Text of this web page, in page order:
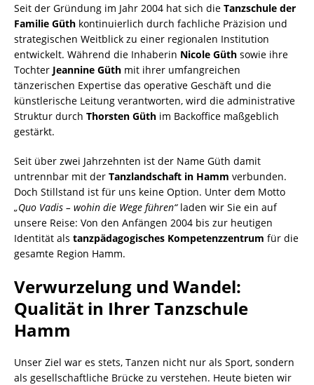
Seit der Gründung im Jahr 2004 hat sich die Tanzschule der
Familie Güth kontinuierlich durch fachliche Präzision und
strategischen Weitblick zu einer regionalen Institution
entwickelt. Während die Inhaberin Nicole Güth sowie ihre
Tochter Jeannine Güth mit ihrer umfangreichen
tänzerischen Expertise das operative Geschäft und die
künstlerische Leitung verantworten, wird die administrative
Struktur durch Thorsten Güth im Backoffice maßgeblich
gestärkt.
​Seit über zwei Jahrzehnten ist der Name Güth damit
untrennbar mit der Tanzlandschaft in Hamm verbunden.
Doch Stillstand ist für uns keine Option. Unter dem Motto
„Quo Vadis – wohin die Wege führen“laden wir Sie ein auf
unsere Reise: Von den Anfängen 2004 bis zur heutigen
Identität als tanzpädagogisches Kompetenzzentrum für die
gesamte Region Hamm.
​Verwurzelung und Wandel:
Qualität in Ihrer Tanzschule
Hamm
​Unser Ziel war es stets, Tanzen nicht nur als Sport, sondern
als gesellschaftliche Brücke zu verstehen. Heute bieten wir